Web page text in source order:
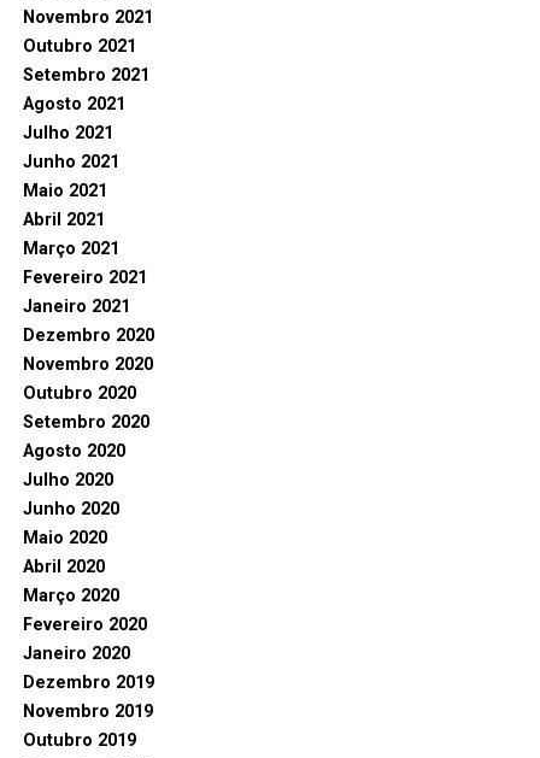
Novembro 2021
Outubro 2021
Setembro 2021
Agosto 2021
Julho 2021
Junho 2021
Maio 2021
Abril 2021
Março 2021
Fevereiro 2021
Janeiro 2021
Dezembro 2020
Novembro 2020
Outubro 2020
Setembro 2020
Agosto 2020
Julho 2020
Junho 2020
Maio 2020
Abril 2020
Março 2020
Fevereiro 2020
Janeiro 2020
Dezembro 2019
Novembro 2019
Outubro 2019